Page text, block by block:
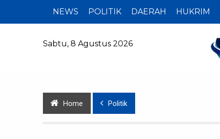
NEWS POLITIK DAERAH HUKRIM
Sabtu, 8 Agustus 2026
Home Politik